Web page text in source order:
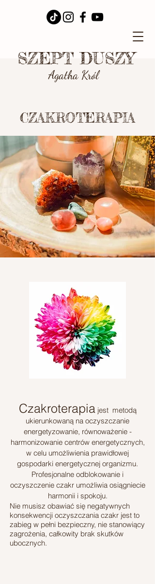
Agatha Król
SZEPT DUSZY
CZAKROTERAPIA
Czakroterapiajest metodą
ukierunkowaną na oczyszczanie
energetyzowanie, równoważenie -
harmonizowanie centrów energetycznych,
w celu umożliwienia prawidłowej
gospodarki energetycznej organizmu.
Profesjonalne odblokowanie i
oczyszczenie czakr umożliwia osiągniecie
harmonii i spokoju.
Nie musisz obawiać się negatywnych
konsekwencji oczyszczania czakr jest to
zabieg w pełni bezpieczny, nie stanowiący
zagrożenia, całkowity brak skutków
ubocznych.